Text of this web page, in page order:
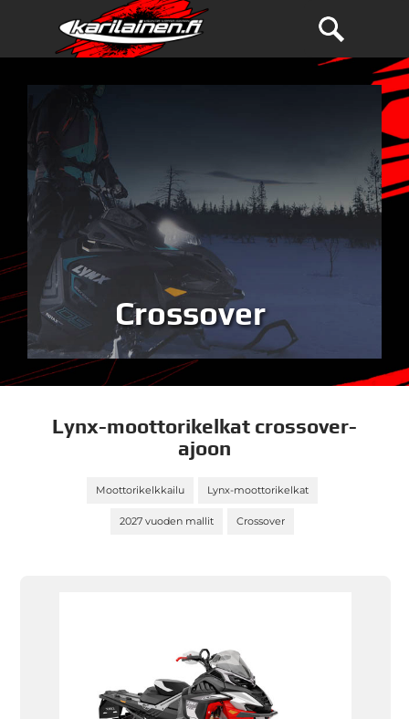
Crossover
Lynx-moottorikelkat crossover-
ajoon
Moottorikelkkailu Lynx-moottorikelkat
2027 vuoden mallit Crossover